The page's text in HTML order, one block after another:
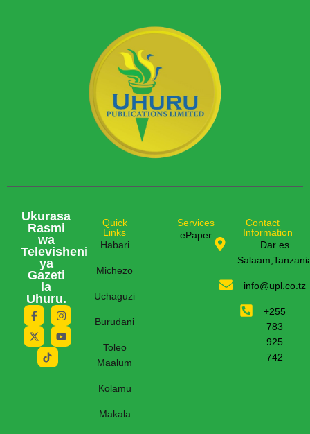
Ukurasa
Rasmi
wa
Televisheni
ya
Gazeti
la
Uhuru.
Quick
Links
Habari
Michezo
Uchaguzi
Burudani
Toleo
Maalum
Kolamu
Makala
Services
ePaper
Contact
Information
Dar es
info@upl.co.tz
+255
783
925
742